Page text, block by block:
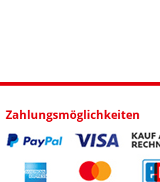
Zahlungsmöglichkeiten